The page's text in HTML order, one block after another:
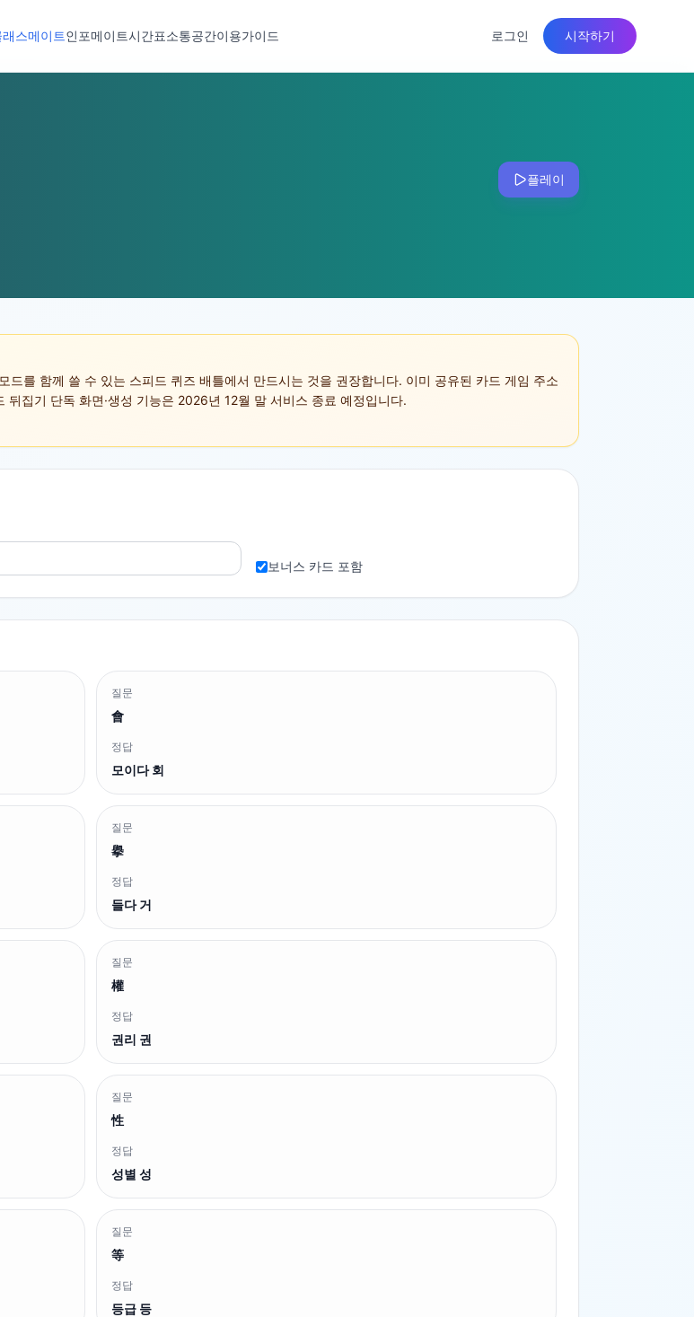
래스메이트인포메이트시간표소통공간이용가이드 로그인 시작하기
플레이
드를 함께 쓸 수 있는 스피드 퀴즈 배틀에서 만드시는 것을 권장합니다. 이미 공유된 카드 게임 주소
집기 단독 화면·생성 기능은 2026년 12월 말 서비스 종료 예정입니다.
보너스 카드 포함
질문
會
정답
모이다 회
질문
擧
정답
들다 거
질문
權
정답
권리 권
질문
性
정답
성별 성
질문
等
정답
등급 등